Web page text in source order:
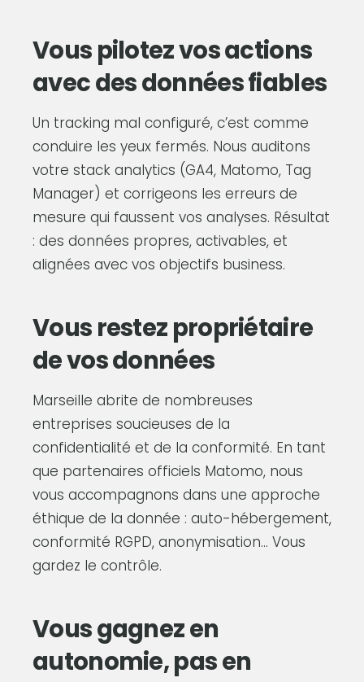
Vous pilotez vos actions
avec des données fiables
Un tracking mal configuré, c’est comme
conduire les yeux fermés. Nous auditons
votre stack analytics (GA4, Matomo, Tag
Manager) et corrigeons les erreurs de
mesure qui faussent vos analyses. Résultat
: des données propres, activables, et
alignées avec vos objectifs business.
Vous restez propriétaire
de vos données
Marseille abrite de nombreuses
entreprises soucieuses de la
confidentialité et de la conformité. En tant
que partenaires officiels Matomo, nous
vous accompagnons dans une approche
éthique de la donnée : auto-hébergement,
conformité RGPD, anonymisation… Vous
gardez le contrôle.
Vous gagnez en
autonomie, pas en